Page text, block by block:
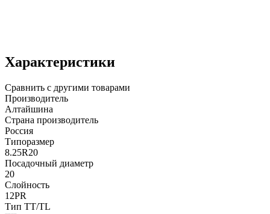
Характеристики
Сравнить с другими товарами
Производитель
Алтайшина
Страна производитель
Россия
Типоразмер
8.25R20
Посадочный диаметр
20
Слойность
12PR
Тип TT/TL